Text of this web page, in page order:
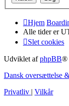
Hjem
Alle tider er
Slet cookies
Udviklet afphpBB®
Dansk oversættelse
Privatliv | Vilkår